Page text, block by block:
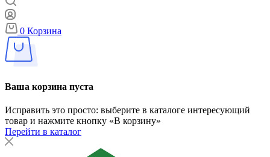
0 Корзина
Ваша корзина пуста
Исправить это просто: выберите в каталоге интересующий
товар и нажмите кнопку «В корзину»
Перейти в каталог